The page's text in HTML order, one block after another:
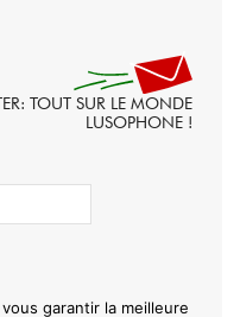
TOUT SUR LE MONDE
LUSOPHONE !
garantir la meilleure